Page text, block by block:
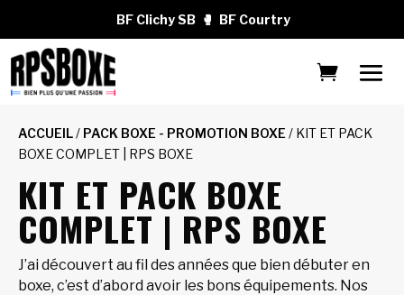
BF Clichy SB 🥊 BF Courtry
ACCUEIL/ PACK BOXE - PROMOTION BOXE / KIT ET PACK
BOXE COMPLET | RPS BOXE
KIT ET PACK BOXE
COMPLET | RPS BOXE
J’ai découvert au fil des années que bien débuter en
boxe, c’est d’abord avoir les bons équipements. Nos